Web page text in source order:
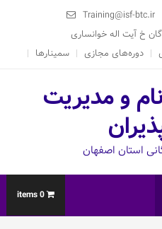
Training@isf-btc.ir
خ آیت اله خوانساری
دوره‌های مجازی سمینارها
و مدیریت
استان اصفهان
0 items